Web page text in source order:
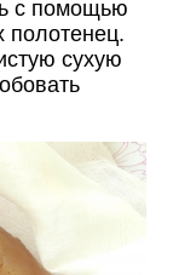
с помощью
полотенец.
сухую